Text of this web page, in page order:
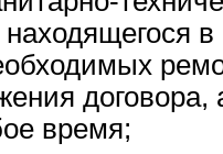
время;